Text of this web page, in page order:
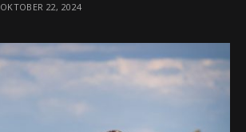
OKTOBER 22, 2024